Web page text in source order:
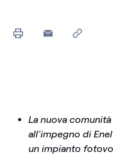
La nuova
all’impegno di
un impianto